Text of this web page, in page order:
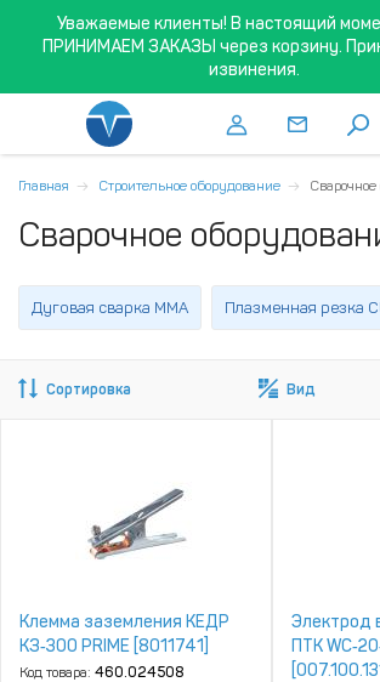
Уважаемые клиенты! В настоящий
ПРИНИМАЕМ ЗАКАЗЫ через корзину.
извинения.
Главная Строительное оборудование
Сварочное
Дуговая сварка MMA Плазменная резка
Сортировка Вид
Клемма заземления КЕДР
КЗ‑300 PRIME [8011741]
Код товара: 460.024508
Электрод
ПТК